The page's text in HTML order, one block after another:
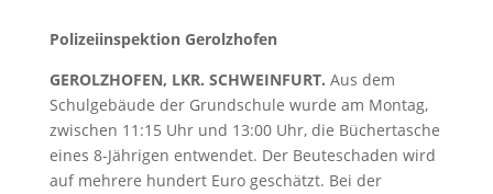
Polizeiinspektion Gerolzhofen
GEROLZHOFEN, LKR. SCHWEINFURT. Aus dem
Schulgebäude der Grundschule wurde am Montag,
zwischen 11:15 Uhr und 13:00 Uhr, die Büchertasche
eines 8-Jährigen entwendet. Der Beuteschaden wird
auf mehrere hundert Euro geschätzt. Bei der